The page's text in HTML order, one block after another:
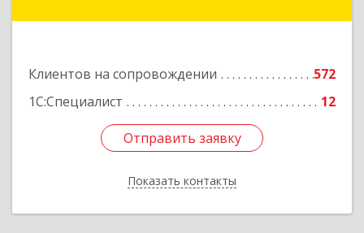
Клиентов на сопровождении
572
1С:Специалист
12
Отправить заявку
Показать контакты
Отправить заявку
Назад